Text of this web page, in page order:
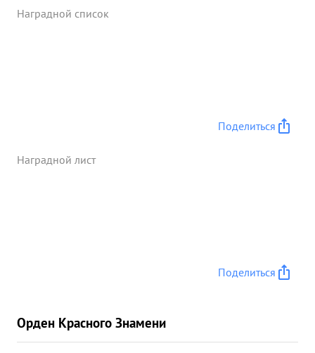
Уничтожено 7 и Захвачено 9 пулеметов разбито 2
задач 1 отденом Красного Знамени ...»
Наградной список
Поделиться
Наградной лист
Поделиться
Орден Красного Знамени